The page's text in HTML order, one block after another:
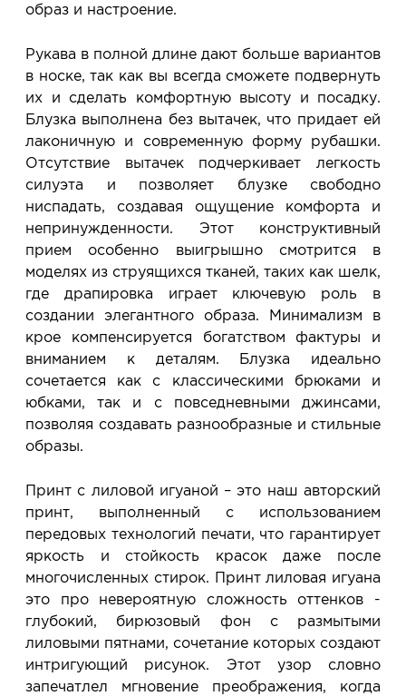
образ и настроение.
Рукава в полной длине дают больше вариантов
в носке, так как вы всегда сможете подвернуть
их и сделать комфортную высоту и посадку.
Блузка выполнена без вытачек, что придает ей
лаконичную и современную форму рубашки.
Отсутствие вытачек подчеркивает легкость
силуэта и позволяет блузке свободно
ниспадать, создавая ощущение комфорта и
непринужденности. Этот конструктивный
прием особенно выигрышно смотрится в
моделях из струящихся тканей, таких как шелк,
где драпировка играет ключевую роль в
создании элегантного образа. Минимализм в
крое компенсируется богатством фактуры и
вниманием к деталям. Блузка идеально
сочетается как с классическими брюками и
юбками, так и с повседневными джинсами,
позволяя создавать разнообразные и стильные
образы.
Принт с лиловой игуаной – это наш авторский
принт, выполненный с использованием
передовых технологий печати, что гарантирует
яркость и стойкость красок даже после
многочисленных стирок. Принт лиловая игуана
это про невероятную сложность оттенков -
глубокий, бирюзовый фон с размытыми
лиловыми пятнами, сочетание которых создают
интригующий рисунок. Этот узор словно
запечатлел мгновение преображения, когда